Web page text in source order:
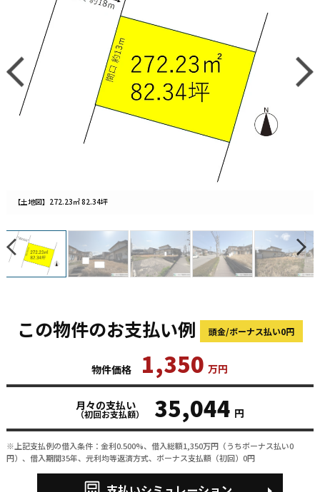
【土地図】272.23㎡ 82.34坪
この物件のお支払い例 頭金/ボーナス払い0円
物件価格 1,350 万円
月々の支払い
（初回お支払額） 35,044 円
※上記支払例の借入条件：金利0.500%、借入総額1,350万円（うちボーナス払い0
円）、借入期間35年、元利均等返済方式、ボーナス支払額（初回）0円